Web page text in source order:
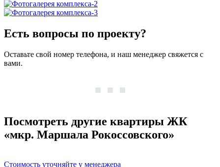
Есть вопросы по проекту?
Оставьте свой номер телефона, и наш менеджер свяжется с
вами.
Посмотреть другие квартиры ЖК
«мкр. Маршала Рокоссовского»
Стоимость уточняйте у менеджера